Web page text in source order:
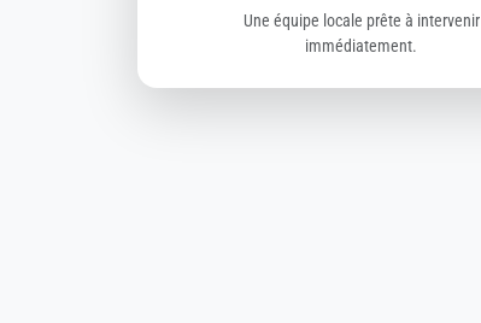
Une équipe locale prête à intervenir
immédiatement.